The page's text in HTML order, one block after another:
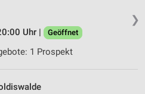
❯
Uhr |
Geöffnet
1 Prospekt